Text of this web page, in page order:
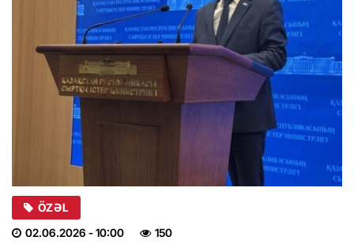
ÖZƏL
02.06.2026 - 10:00 150